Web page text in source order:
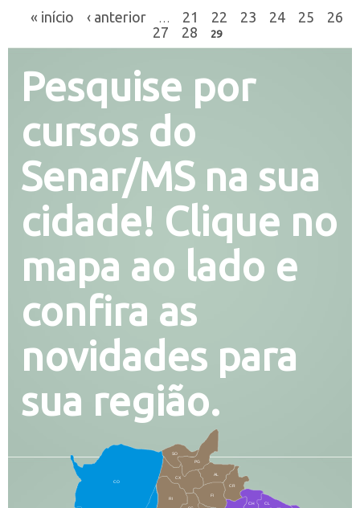
« início
‹ anterior 21 22 23 24 25
26
27
28 29
Pesquise por
cursos do
Senar/MS na sua
cidade! Clique no
mapa ao lado e
confira as
novidades para
sua região.
CO
CX
RI
AL
CR
FI
CH CL
PG
SO